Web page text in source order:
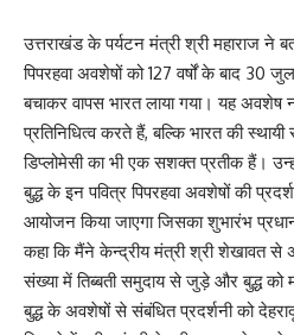
उत्तराखंड के पर्यटन मंत्री श्री महाराज ने
पिपरहवा अवशेषों को 127 वर्षों के बाद 30
बचाकर वापस भारत लाया गया। यह
प्रतिनिधित्व करते हैं, बल्कि भारत की
डिप्लोमेसी का भी एक सशक्त प्रतीक हैं।
बुद्ध के इन पवित्र पिपरहवा अवशेषों की
आयोजन किया जाएगा जिसका शुभारंभ
कहा कि मैंने केन्द्रीय मंत्री श्री शेखावत से
संख्या में तिब्बती समुदाय से जुड़े और बुद्ध को
बुद्ध के अवशेषों से संबंधित प्रदर्शनी को